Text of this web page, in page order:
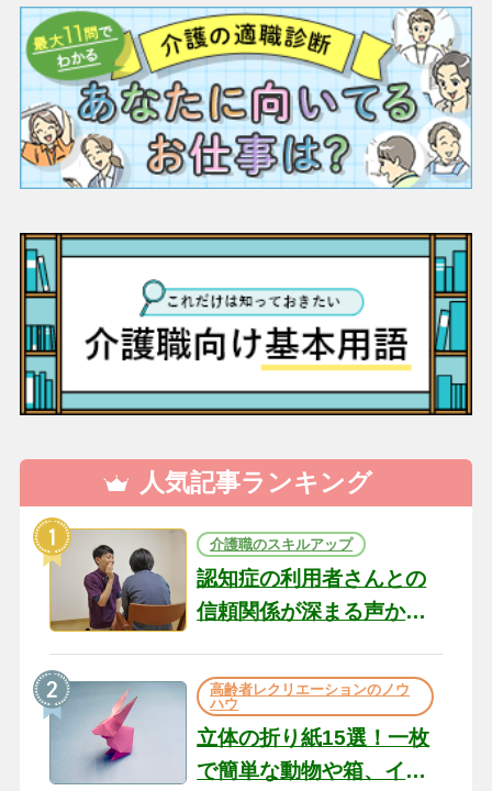
人気記事ランキング
介護職のスキルアップ
認知症の利用者さんとの
信頼関係が深まる声かけ
の現場から（22）
高齢者レクリエーションのノウ
ハウ
立体の折り紙15選！一枚
で簡単な動物や箱、イン